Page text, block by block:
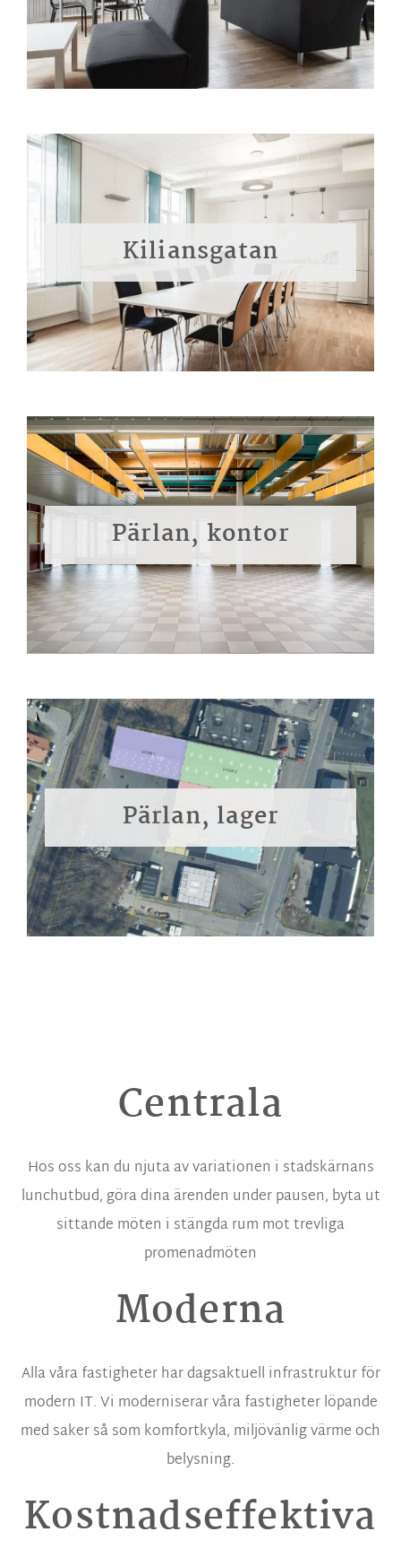
Kiliansgatan
Pärlan, kontor
Pärlan, lager
Centrala
Hos oss kan du njuta av variationen i stadskärnans
lunchutbud, göra dina ärenden under pausen, byta ut
sittande möten i stängda rum mot trevliga
promenadmöten
Moderna
Alla våra fastigheter har dagsaktuell infrastruktur för
modern IT. Vi moderniserar våra fastigheter löpande
med saker så som komfortkyla, miljövänlig värme och
belysning.
Kostnadseffektiva